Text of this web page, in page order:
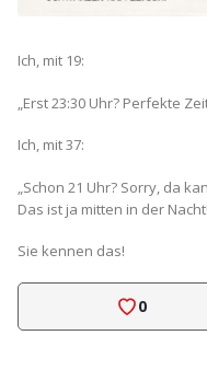
Ich, mit 19:
„Erst 23:30 Uhr? Perfekte
Ich, mit 37:
„Schon 21 Uhr? Sorry, da
Das ist ja mitten in der
Sie kennen das!
0